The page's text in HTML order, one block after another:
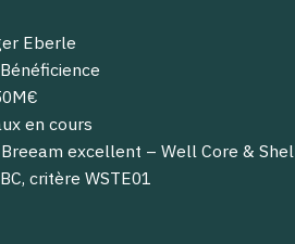
Eberle
en cours
excellent – Well Core &
critère WSTE01